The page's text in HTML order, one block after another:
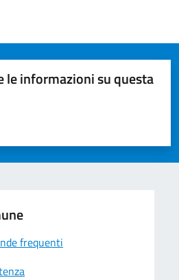
le informazioni su questa
su 5
su 5
5
frequenti